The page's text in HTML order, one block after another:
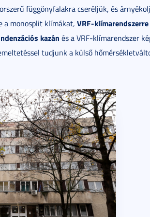
függönyfalakra cseréljük, és
a monosplit klímákat, VRF-klímarendszerre
kazán és a VRF-klímarendszer
tudjunk a külső